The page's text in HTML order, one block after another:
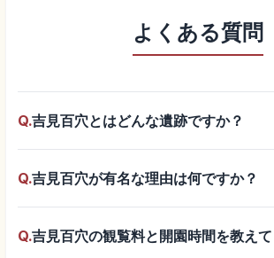
よくある質問
Q.吉見百穴とはどんな遺跡ですか？
Q.吉見百穴が有名な理由は何ですか？
Q.吉見百穴の観覧料と開園時間を教え